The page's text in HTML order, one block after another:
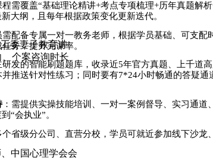
程需覆盖“基础理论精讲+考点专项梳理+历年真题解
大纲，且每年根据政策变化更新迭代。
需配备专属一对一教务老师，根据学员基础、可支配
务，提升完课率。
研发的智能刷题题库，收录近5年官方真题、上千道
推送针对性练习；同时要有7*24小时畅通的答疑通
：需提供实操技能培训、一对一案例督导、实习通道
“会执业”。
个省级分公司、直营分校，学员可就近参加线下沙龙
委妻子教育讲
个案咨询时长
中国心理学会会